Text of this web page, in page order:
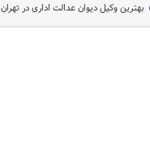
بهترین وکیل دیوان عدالت اداری در تهران